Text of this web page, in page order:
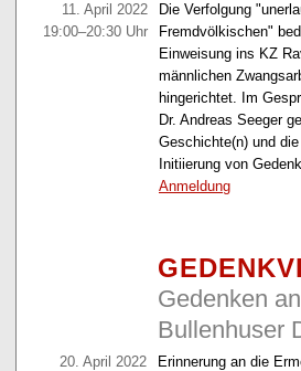
11. April 2022
19:00–20:30 Uhr
Die Verfolgung
Fremdvölkischen"
Einweisung ins KZ
männlichen
hingerichtet. Im
Dr. Andreas Seeger
Geschichte(n) und
Initiierung von
Anmeldung
Gedenken
Bullenhuser
20. April 2022
Erinnerung an die